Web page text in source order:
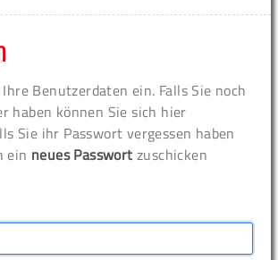
Benutzerdaten ein. Falls Sie noch
haben können Sie sich hier
Sie ihr Passwort vergessen haben
ein neues Passwort zuschicken